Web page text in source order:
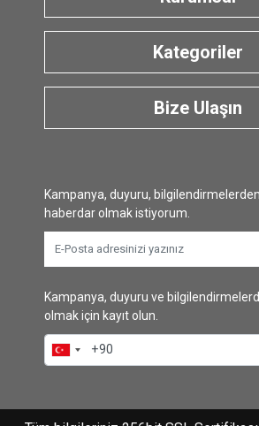
Kategoriler
Bize Ulaşın
Kampanya, duyuru,
haberdar olmak istiyorum.
Kampanya, duyuru ve
olmak için kayıt olun.